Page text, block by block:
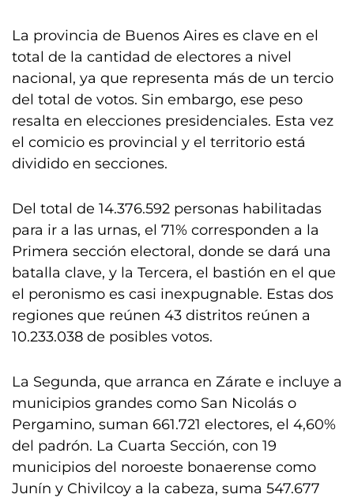
La provincia de Buenos Aires es clave en el
total de la cantidad de electores a nivel
nacional, ya que representa más de un tercio
del total de votos. Sin embargo, ese peso
resalta en elecciones presidenciales. Esta vez
el comicio es provincial y el territorio está
dividido en secciones.
Del total de 14.376.592 personas habilitadas
para ir a las urnas, el 71% corresponden a la
Primera sección electoral, donde se dará una
batalla clave, y la Tercera, el bastión en el que
el peronismo es casi inexpugnable. Estas dos
regiones que reúnen 43 distritos reúnen a
10.233.038 de posibles votos.
La Segunda, que arranca en Zárate e incluye a
municipios grandes como San Nicolás o
Pergamino, suman 661.721 electores, el 4,60%
del padrón. La Cuarta Sección, con 19
municipios del noroeste bonaerense como
Junín y Chivilcoy a la cabeza, suma 547.677